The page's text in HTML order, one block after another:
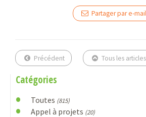
Partager par e-mail
Précédent Tous les articles
Catégories
Toutes (815)
Appel à projets (20)